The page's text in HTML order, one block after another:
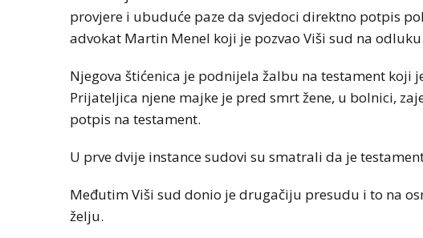
provjere i ubuduće paze da svjedoci direktno potpis
advokat Martin Menel koji je pozvao Viši sud na odluku.
Njegova štićenica je podnijela žalbu na testament koji
Prijateljica njene majke je pred smrt žene, u bolnici,
potpis na testament.
U prve dvije instance sudovi su smatrali da je
Međutim Viši sud donio je drugačiju presudu i to na
želju.